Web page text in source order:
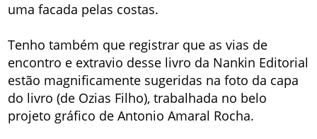
uma facada pelas costas.
Tenho também que registrar que as vias de
encontro e extravio desse livro da Nankin Editorial
estão magnificamente sugeridas na foto da capa
do livro (de Ozias Filho), trabalhada no belo
projeto gráfico de Antonio Amaral Rocha.